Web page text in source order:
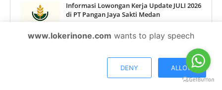
Informasi Lowongan Kerja Update JULI 2026
di PT Pangan Jaya Sakti Medan
AGUSTUS 2026 di PT. Makmur Nusantara
www.lokerinone.com wants to play speech
DENY ALLOW